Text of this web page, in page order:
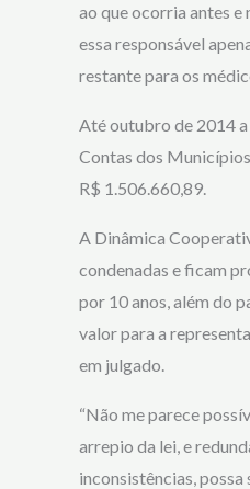
ao que ocorria antes e
essa responsável
restante para os
Até outubro de 2014
Contas dos
R$ 1.506.660,89.
A Dinâmica
condenadas e ficam
por 10 anos, além do
valor para a
em julgado.
“Não me parece
arrepio da lei, e
inconsistências,